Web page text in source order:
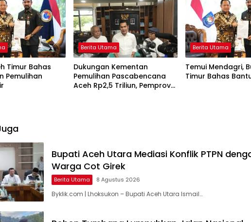
Timur Bahas
Pemulihan
Berita Utama
Dukungan Kementan
Pemulihan Pascabencana
Aceh Rp2,5 Triliun, Pemprov
Berita Utama
Temui Mendagri,
Timur Bahas
Bupati Aceh Utara Mediasi Konflik PTPN
Warga Cot Girek
Berita Utama 8 Agustus 2026
Byklik.com | Lhoksukon – Bupati Aceh Utara Ismail…